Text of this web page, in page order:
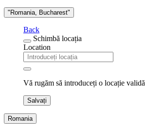
"Romania, Bucharest"
Back
Schimbă locația
Location
Vă rugăm să introduceți o locație validă
Salvați
Romania